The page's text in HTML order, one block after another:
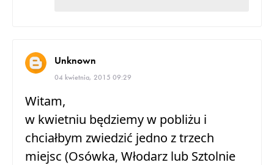
Unknown
04 kwietnia, 2015 09:29
Witam,
w kwietniu będziemy w pobliżu i
chciałbym zwiedzić jedno z trzech
miejsc (Osówka, Włodarz lub Sztolnie